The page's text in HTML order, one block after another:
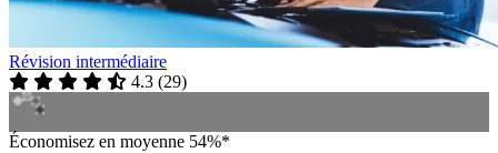
Révision intermédiaire
4.3 (29)
Économisez en moyenne 54%*